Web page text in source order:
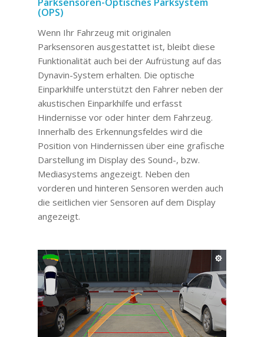
(OPS)
Wenn Ihr Fahrzeug mit originalen
Parksensoren ausgestattet ist, bleibt diese
Funktionalität auch bei der Aufrüstung auf das
Dynavin-System erhalten. Die optische
Einparkhilfe unterstützt den Fahrer neben der
akustischen Einparkhilfe und erfasst
Hindernisse vor oder hinter dem Fahrzeug.
Innerhalb des Erkennungsfeldes wird die
Position von Hindernissen über eine grafische
Darstellung im Display des Sound-, bzw.
Mediasystems angezeigt. Neben den
vorderen und hinteren Sensoren werden auch
die seitlichen vier Sensoren auf dem Display
angezeigt.